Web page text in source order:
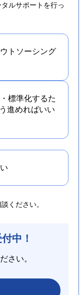
ルサポートを行っ
トソーシング
標準化するた
進めればいい
ください。
中！
さい。